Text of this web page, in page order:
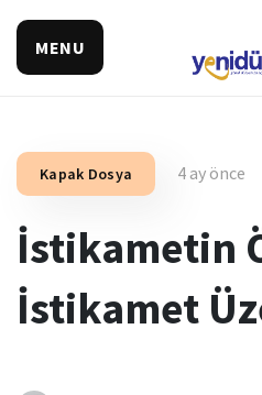
MENU
Kapak Dosya 4 ay önce
İstikametin
İstikamet